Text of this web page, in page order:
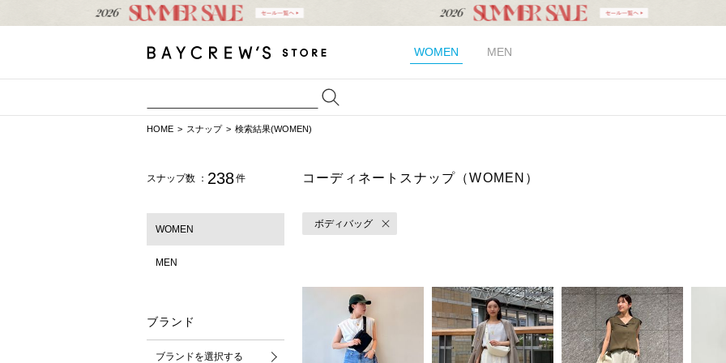
WOMEN MEN
HOME スナップ 検索結果(WOMEN)
スナップ数 ： 238件
WOMEN
MEN
ブランド
ブランドを選択する
コーディネートスナップ（WOMEN）
ボディバッグ